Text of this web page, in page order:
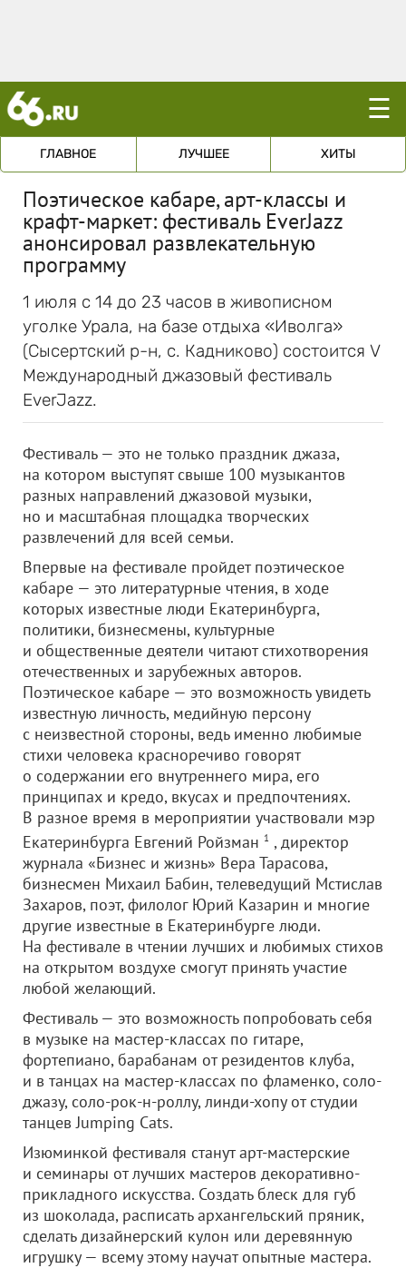
☰
ГЛАВНОЕ ЛУЧШЕЕ ХИТЫ
Поэтическое кабаре, арт-классы и
крафт-маркет: фестиваль EverJazz
анонсировал развлекательную
программу
1 июля с 14 до 23 часов в живописном
уголке Урала, на базе отдыха «Иволга»
(Сысертский р-н, с. Кадниково) состоится V
Международный джазовый фестиваль
EverJazz.
Фестиваль — это не только праздник джаза,
на котором выступят свыше 100 музыкантов
разных направлений джазовой музыки,
но и масштабная площадка творческих
развлечений для всей семьи.
Впервые на фестивале пройдет поэтическое
кабаре — это литературные чтения, в ходе
которых известные люди Екатеринбурга,
политики, бизнесмены, культурные
и общественные деятели читают стихотворения
отечественных и зарубежных авторов.
Поэтическое кабаре — это возможность увидеть
известную личность, медийную персону
с неизвестной стороны, ведь именно любимые
стихи человека красноречиво говорят
о содержании его внутреннего мира, его
принципах и кредо, вкусах и предпочтениях.
В разное время в мероприятии участвовали мэр
Екатеринбурга Евгений Ройзман 1 , директор
журнала «Бизнес и жизнь» Вера Тарасова,
бизнесмен Михаил Бабин, телеведущий Мстислав
Захаров, поэт, филолог Юрий Казарин и многие
другие известные в Екатеринбурге люди.
На фестивале в чтении лучших и любимых стихов
на открытом воздухе смогут принять участие
любой желающий.
Фестиваль — это возможность попробовать себя
в музыке на мастер-классах по гитаре,
фортепиано, барабанам от резидентов клуба,
и в танцах на мастер-классах по фламенко, соло-
джазу, соло-рок-н-роллу, линди-хопу от студии
танцев Jumping Cats.
Изюминкой фестиваля станут арт-мастерские
и семинары от лучших мастеров декоративно-
прикладного искусства. Создать блеск для губ
из шоколада, расписать архангельский пряник,
сделать дизайнерский кулон или деревянную
игрушку — всему этому научат опытные мастера.